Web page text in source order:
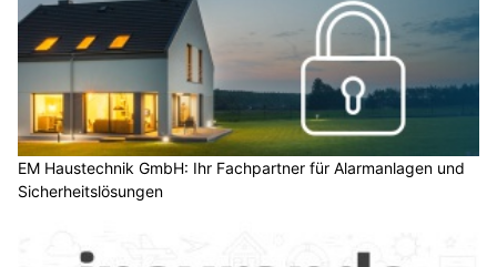
EM Haustechnik GmbH: Ihr Fachpartner für Alarmanlagen und
Sicherheitslösungen